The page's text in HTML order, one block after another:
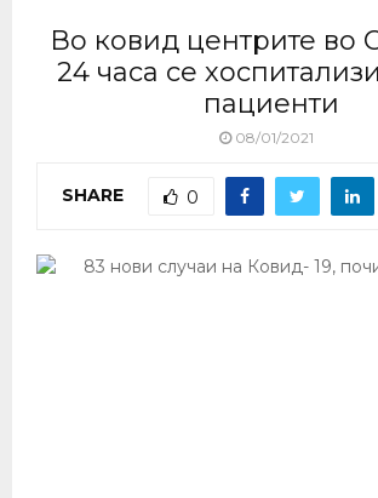
Во ковид центрите во
24 часа се
пациенти
08/01/2021
SHARE 0